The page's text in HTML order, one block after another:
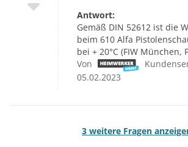
Antwort:
Gemäß DIN 52612 ist die
beim 610 Alfa
bei + 20°C (FIW München,
Von
05.02.2023
3 weitere Fragen